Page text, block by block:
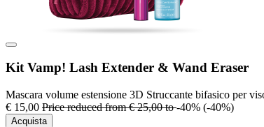
Kit Vamp! Lash Extender & Wand Eraser
Mascara volume estensione 3D Struccante bifasico per
€ 15,00 Price reduced from€ 25,00to-40% (-40%)
Acquista